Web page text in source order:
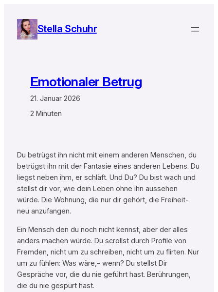
Inhalt
springen
Stella Schuhr
Emotionaler Betrug
21. Januar 2026
2 Minuten
Du betrügst ihn nicht mit einem anderen Menschen, du
betrügst ihn mit der Fantasie eines anderen Lebens. Du
liegst neben ihm, er schläft. Und Du? Du bist wach und
stellst dir vor, wie dein Leben ohne ihn aussehen
würde. Die Wohnung, die nur dir gehört, die Freiheit-
neu anzufangen.
Ein Mensch den du noch nicht kennst, aber der alles
anders machen würde. Du scrollst durch Profile von
Fremden, nicht um zu schreiben, nicht um zu flirten. Nur
um zu fühlen: Was wäre,- wenn? Du stellst Dir
Gespräche vor, die du nie geführt hast. Berührungen,
die du nie gespürt hast.